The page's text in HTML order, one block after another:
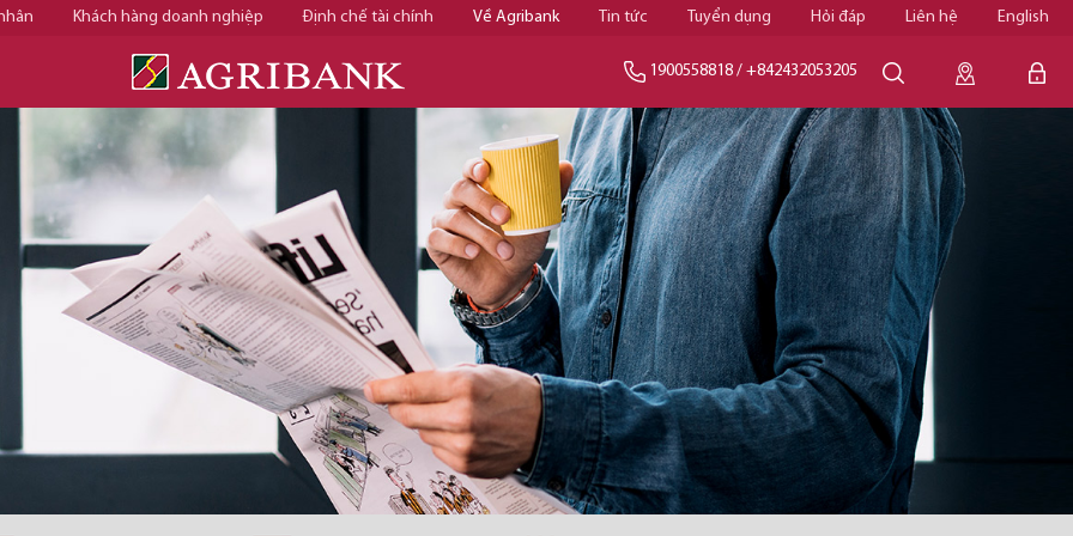
Khách hàng doanh nghiệp Định chế tài chính Về Agribank Tin tức Tuyển dụng Hỏi đáp Liên hệ English
1900558818 / +842432053205